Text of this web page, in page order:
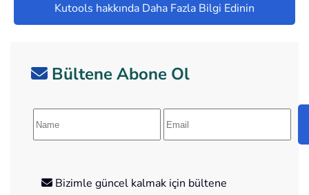
Kutools hakkında Daha Fazla Bilgi Edinin
Bültene Abone Ol
Bizimle güncel kalmak için bültene